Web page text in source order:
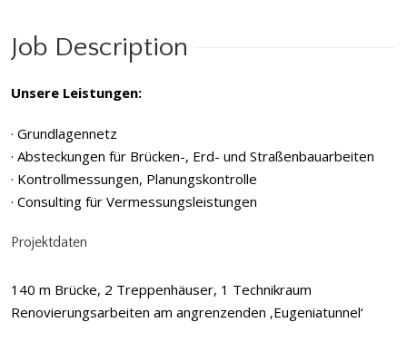
Job Description
Unsere Leistungen:
· Grundlagennetz
· Absteckungen für Brücken-, Erd- und Straßenbauarbeiten
· Kontrollmessungen, Planungskontrolle
· Consulting für Vermessungsleistungen
Projektdaten
140 m Brücke, 2 Treppenhäuser, 1 Technikraum
Renovierungsarbeiten am angrenzenden ‚Eugeniatunnel‘